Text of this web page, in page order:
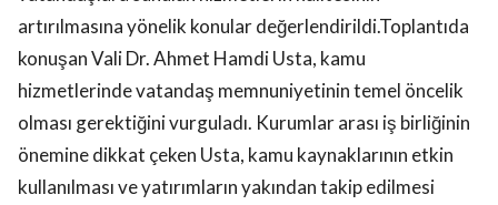
artırılmasına yönelik konular değerlendirildi.Toplantıda
konuşan Vali Dr. Ahmet Hamdi Usta, kamu
hizmetlerinde vatandaş memnuniyetinin temel öncelik
olması gerektiğini vurguladı. Kurumlar arası iş birliğinin
önemine dikkat çeken Usta, kamu kaynaklarının etkin
kullanılması ve yatırımların yakından takip edilmesi